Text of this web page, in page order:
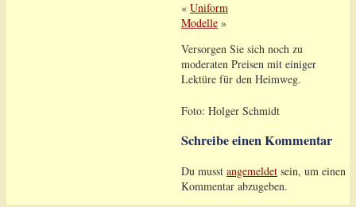
« Uniform
Modelle »
Versorgen Sie sich noch zu
moderaten Preisen mit einiger
Lektüre für den Heimweg.
Foto: Holger Schmidt
Schreibe einen Kommentar
Du musst angemeldet sein, um einen
Kommentar abzugeben.